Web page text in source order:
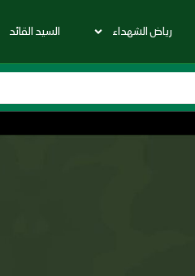
رياض الشهداء السيد القائد